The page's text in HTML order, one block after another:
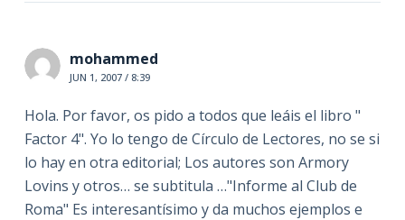
mohammed
JUN 1, 2007 / 8:39
Hola. Por favor, os pido a todos que leáis el libro "
Factor 4". Yo lo tengo de Círculo de Lectores, no se si
lo hay en otra editorial; Los autores son Armory
Lovins y otros… se subtitula …"Informe al Club de
Roma" Es interesantísimo y da muchos ejemplos e